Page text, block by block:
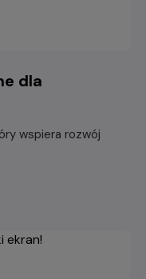
dla
wspiera rozwój